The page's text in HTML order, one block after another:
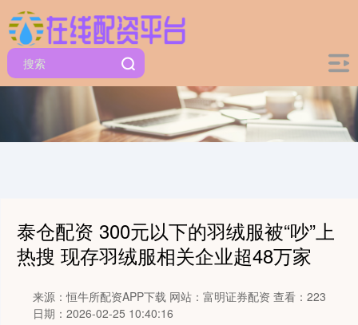
泰仓配资 300元以下的羽绒服被“吵”上
热搜 现存羽绒服相关企业超48万家
来源：恒牛所配资APP下载 网站：富明证券配资 查看：223
日期：2026-02-25 10:40:16